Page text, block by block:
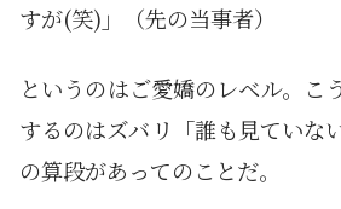
すが(笑)」（先の当事者）
というのはご愛嬌のレベル。こ
するのはズバリ「誰も見ていな
の算段があってのことだ。